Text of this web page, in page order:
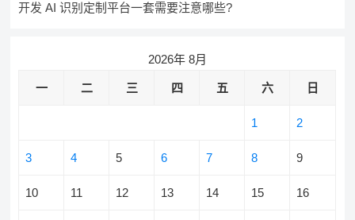
开发 AI 识别定制平台一套需要注意哪些?
2026年 8月
一 二 三 四 五 六 日
1 2
3 4 5 6 7 8 9
10 11 12 13 14 15 16